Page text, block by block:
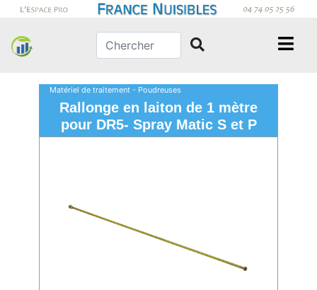
Matériel de traitement - Poudreuses
Rallonge en laiton de 1 mètre
pour DR5- Spray Matic S et P